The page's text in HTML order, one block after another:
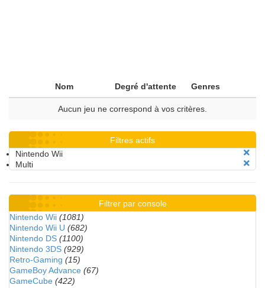
Nom Degré d'attente Genres
Aucun jeu ne correspond à vos critères.
Filtres actifs
Nintendo Wii
Multi
Filtrer par console
Nintendo Wii (1081)
Nintendo Wii U (682)
Nintendo DS (1100)
Nintendo 3DS (929)
Retro-Gaming (15)
GameBoy Advance (67)
GameCube (422)